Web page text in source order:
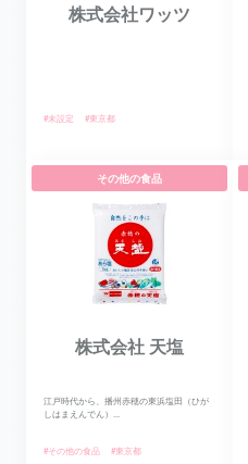
株式会社ワッツ
#未設定 #東京都
その他の食品
株式会社 天塩
江戸時代から、播州赤穂の東浜塩田（ひが
しはまえんでん）...
#その他の食品 #東京都